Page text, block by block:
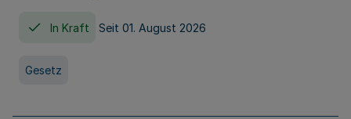
In Kraft Seit 01. August 2026
Gesetz